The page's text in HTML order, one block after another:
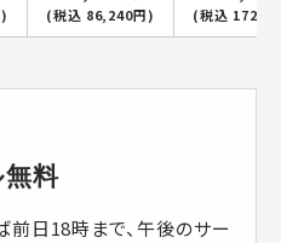
(税込 86,240円) (税込
料
日18時まで、午後のサー